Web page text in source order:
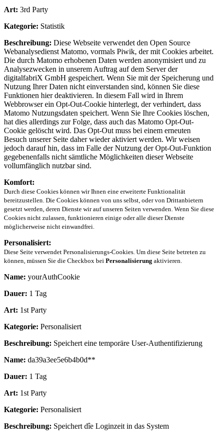
Art: 3rd Party
Kategorie: Statistik
Beschreibung: Diese Webseite verwendet den Open Source
Webanalysedienst Matomo, vormals Piwik, der mit Cookies arbeitet.
Die durch Matomo erhobenen Daten werden anonymisiert und zu
Analysezwecken in unserem Auftrag auf dem Server der
digitalfabriX GmbH gespeichert. Wenn Sie mit der Speicherung und
Nutzung Ihrer Daten nicht einverstanden sind, können Sie diese
Funktionen hier deaktivieren. In diesem Fall wird in Ihrem
Webbrowser ein Opt-Out-Cookie hinterlegt, der verhindert, dass
Matomo Nutzungsdaten speichert. Wenn Sie Ihre Cookies löschen,
hat dies allerdings zur Folge, dass auch das Matomo Opt-Out-
Cookie gelöscht wird. Das Opt-Out muss bei einem erneuten
Besuch unserer Seite daher wieder aktiviert werden. Wir weisen
jedoch darauf hin, dass im Falle der Nutzung der Opt-Out-Funktion
gegebenenfalls nicht sämtliche Möglichkeiten dieser Webseite
vollumfänglich nutzbar sind.
Komfort:
Durch diese Cookies können wir Ihnen eine erweiterte Funktionalität
bereitzustellen. Die Cookies können von uns selbst, oder von Drittanbietern
gesetzt werden, deren Dienste wir auf unseren Seiten verwenden. Wenn Sie diese
Cookies nicht zulassen, funktionieren einige oder alle dieser Dienste
möglicherweise nicht einwandfrei.
Personalisiert:
Diese Seite verwendet Personalisierungs-Cookies. Um diese Seite betreten zu
können, müssen Sie die Checkbox bei Personalisierung aktivieren.
Name: yourAuthCookie
Dauer: 1 Tag
Art: 1st Party
Kategorie: Personalisiert
Beschreibung: Speichert eine temporäre User-Authentifizierung
Name: da39a3ee5e6b4b0d**
Dauer: 1 Tag
Art: 1st Party
Kategorie: Personalisiert
Beschreibung: Speichert dîe Loginzeit in das System